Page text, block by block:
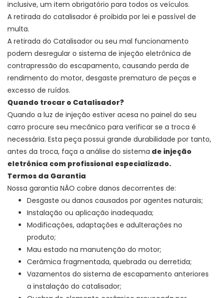
inclusive, um item obrigatório para todos os veículos.
A retirada do catalisador é proibida por lei e passível de
multa.
A retirada do Catalisador ou seu mal funcionamento
podem desregular o sistema de injeção eletrônica de
contrapressão do escapamento, causando perda de
rendimento do motor, desgaste prematuro de peças e
excesso de ruídos.
Quando trocar o Catalisador?
Quando a luz de injeção estiver acesa no painel do seu
carro procure seu mecânico para verificar se a troca é
necessária. Esta peça possui grande durabilidade por tanto,
antes da troca, faça a análise do sistema de injeção
eletrônica com profissional especializado.
Termos da Garantia
Nossa garantia NÃO cobre danos decorrentes de:
Desgaste ou danos causados por agentes naturais;
Instalação ou aplicação inadequada;
Modificações, adaptações e adulterações no
produto;
Mau estado na manutenção do motor;
Cerâmica fragmentada, quebrada ou derretida;
Vazamentos do sistema de escapamento anteriores
a instalação do catalisador;